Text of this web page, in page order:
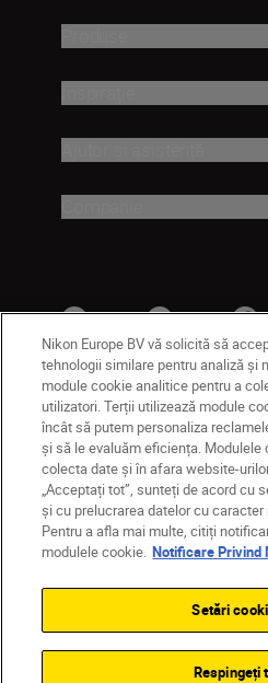
MD Nikon Sites
Contactaţi-ne
Politică de
Termeni de utilizare
Notificare privind modulele
© 2026 Nikon
Nikon Europe BV vă solicită să
tehnologii similare pentru analiză și
module cookie analitice pentru a
utilizatori. Terții utilizează module
încât să putem personaliza
și să le evaluăm eficiența. Modulele
colecta date și în afara website-
„Acceptați tot”, sunteți de acord cu
și cu prelucrarea datelor cu
Pentru a afla mai multe, citiți
modulele cookie. Notificare Privind
Setări
Respingeți